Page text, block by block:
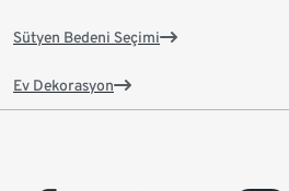
Sütyen Bedeni Seçimi
Ev Dekorasyon